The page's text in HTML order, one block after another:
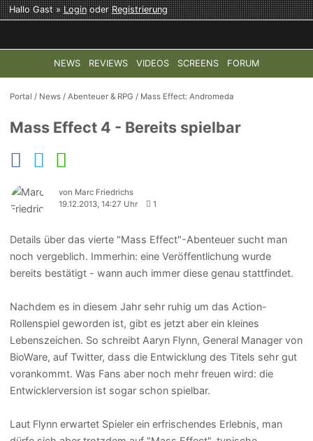
Hallo Gast »LoginoderRegistrierung
NEWS REVIEWS VIDEOS SCREENS FORUM
TOP-THEMEN: COD: MODERN WARFARE 4 HALO:
Portal / News /Abenteuer & RPG / Mass Effect: Andromeda
Mass Effect 4 - Bereits spielbar
von Marc Friedrichs
19.12.2013, 14:27 Uhr
1
Details über das vierte "Mass Effect"-Abenteuer sucht man
noch vergeblich. Immerhin: eine Veröffentlichung wurde
bereits bestätigt - wann auch immer diese genau stattfindet.
Nachdem es in diesem Jahr sehr ruhig um das Action-
Rollenspiel geworden ist, gibt es jetzt aber ein kleines
Lebenszeichen. So schreibt Aaryn Flynn, General Manager von
BioWare, auf Twitter, dass die Entwicklung des Titels sehr gut
vorankommt. Was Fans aber noch mehr freuen wird: die
Entwicklerversion ist sogar schon spielbar.
Laut Flynn erwartet Spieler ein erfrischendes Erlebnis, man